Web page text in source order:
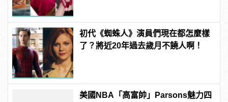
初代《蜘蛛人》演員們現在都怎麼樣
了？將近20年過去歲月不饒人啊！
美國NBA「高富帥」Parsons魅力四